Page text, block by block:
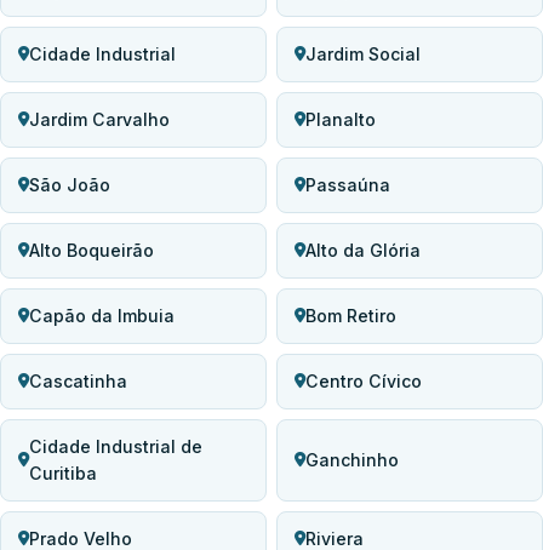
Cidade Industrial Jardim Social
Jardim Carvalho Planalto
São João Passaúna
Alto Boqueirão Alto da Glória
Capão da Imbuia Bom Retiro
Cascatinha Centro Cívico
Cidade Industrial de
Curitiba
Ganchinho
Prado Velho Riviera